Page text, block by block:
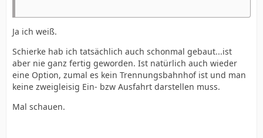
Ja ich weiß.
Schierke hab ich tatsächlich auch schonmal gebaut...ist
aber nie ganz fertig geworden. Ist natürlich auch wieder
eine Option, zumal es kein Trennungsbahnhof ist und man
keine zweigleisig Ein- bzw Ausfahrt darstellen muss.
Mal schauen.